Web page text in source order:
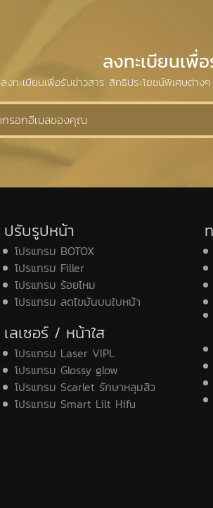
ลงทะเบียนเพื่
ลงทะเบียนเพื่อรับข่าวสาร สิทธิประโยชน์พิเศษต่า
ปรับรูปหน้า
โปรแกรม BOTOX
โปรแกรม Filler
โปรแกรม ร้อยไหม
โปรแกรม ลดไขมันบนใบหน้า
เลเซอร์ / หน้าใส
โปรแกรม Laser VIPL
โปรแกรม Glossy glow
โปรแกรม Scarlet รักษาหลุมสิว
โปรแกรม Smart Lilt Hifu